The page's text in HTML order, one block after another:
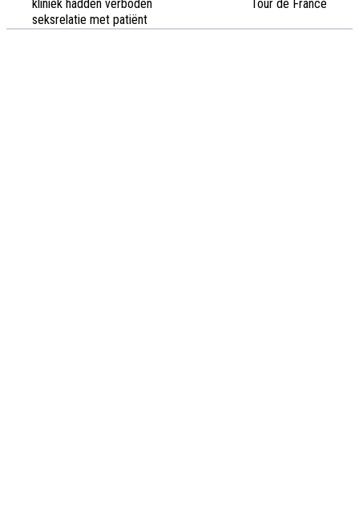
kliniek hadden verboden
seksrelatie met patiënt
Tour de France